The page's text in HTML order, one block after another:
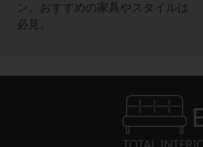
ン。おすすめの家具やスタイルは
必見。